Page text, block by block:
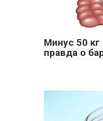
Минус 50
правда о